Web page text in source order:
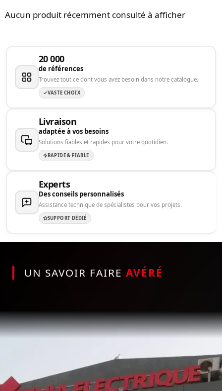
Aucun produit récemment consulté à afficher
20 000
de références
Trouvez tout ce dont vous avez besoin dans notre catalogue.
VASTE CHOIX
Livraison
adaptée à vos besoins
Solutions fiables et rapides pour votre quotidien.
RAPIDE & FIABLE
Experts
Des conseils personnalisés
Assistance technique de spécialistes pour vos projets.
SUPPORT DÉDIÉ
UN SAVOIR FAIRE AVÉRÉ